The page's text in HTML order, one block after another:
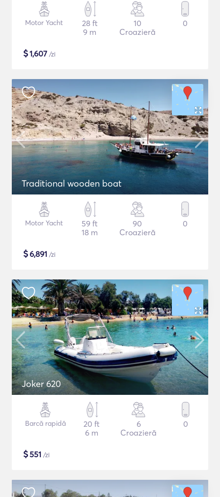
Motor Yacht
28 ft
9 m
10
Croazieră
0
$1,607 /zi
Traditional wooden boat
Motor Yacht
59 ft
18 m
90
Croazieră
0
$6,891 /zi
Joker 620
Barcă rapidă
20 ft
6 m
6
Croazieră
0
$551 /zi